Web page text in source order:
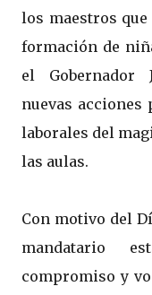
los maestros
formación de
el Gobernador
nuevas
laborales del
las aulas.
Con motivo del
mandatario
compromiso y